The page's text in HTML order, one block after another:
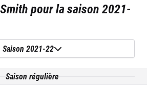
pour la saison2021-
Saison 2021-22
Saison régulière